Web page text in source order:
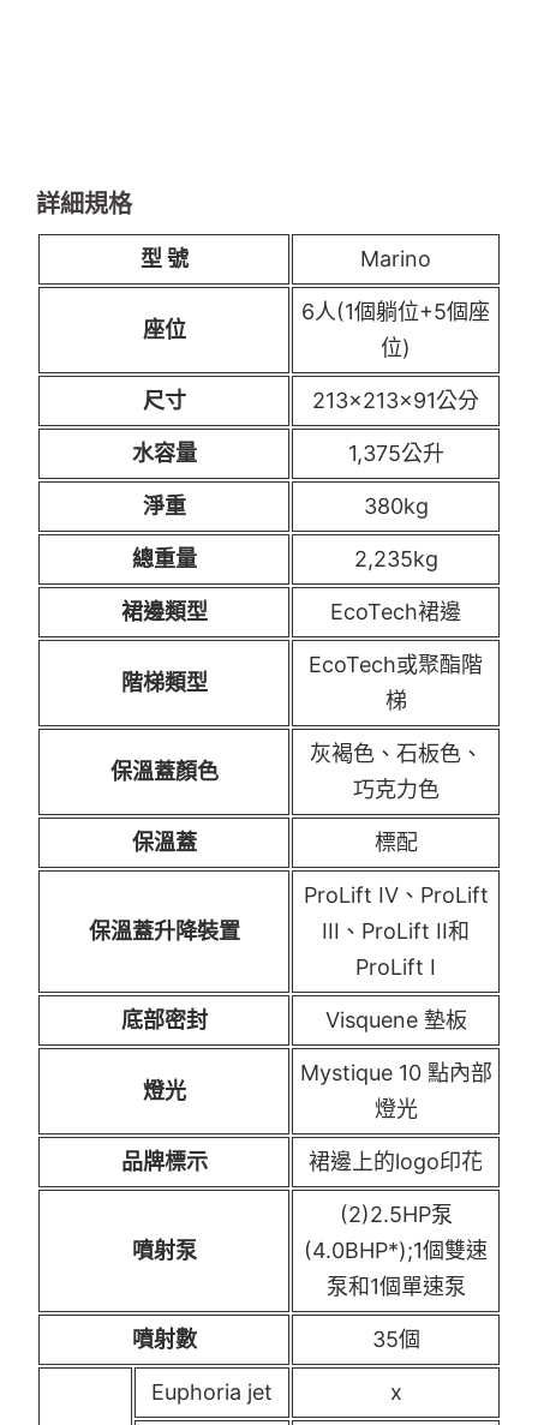
詳細規格
型 號 Marino
座位
6人(1個躺位+5個座
位)
尺寸 213x213x91公分
水容量 1,375公升
淨重 380kg
總重量 2,235kg
裙邊類型 EcoTech裙邊
階梯類型
EcoTech或聚酯階
梯
保溫蓋顏色
灰褐色、石板色、
巧克力色
保溫蓋 標配
保溫蓋升降裝置
ProLift IV、ProLift
III、ProLift II和
ProLift I
底部密封 Visquene 墊板
燈光
Mystique 10 點內部
燈光
品牌標示 裙邊上的logo印花
噴射泵
(2)2.5HP泵
(4.0BHP*);1個雙速
泵和1個單速泵
噴射數 35個
Euphoria jet x